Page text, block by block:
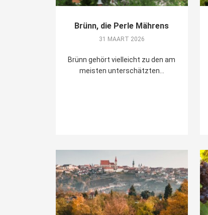
Brünn, die Perle Mährens
31 MAART 2026
Brünn gehört vielleicht zu den am
meisten unterschätzten...